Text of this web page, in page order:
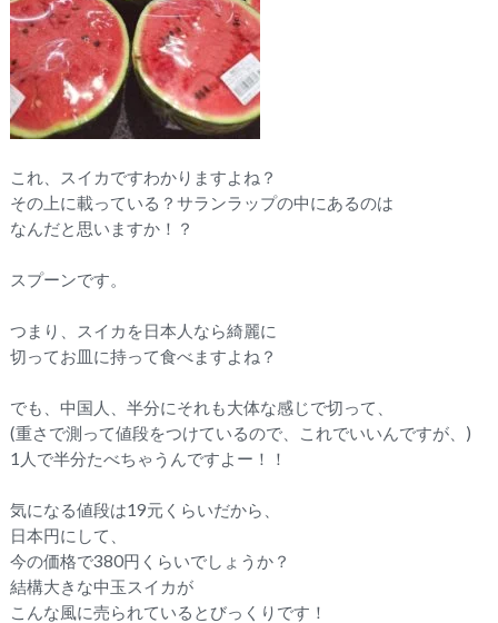
これ、スイカですわかりますよね？
その上に載っている？サランラップの中にあるのは
なんだと思いますか！？
スプーンです。
つまり、スイカを日本人なら綺麗に
切ってお皿に持って食べますよね？
でも、中国人、半分にそれも大体な感じで切って、
(重さで測って値段をつけているので、これでいいんですが、)
1人で半分たべちゃうんですよー！！
気になる値段は19元くらいだから、
日本円にして、
今の価格で380円くらいでしょうか？
結構大きな中玉スイカが
こんな風に売られているとびっくりです！